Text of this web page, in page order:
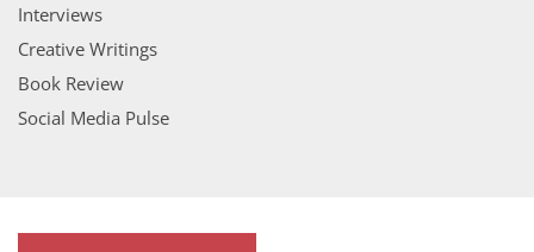
Interviews
Creative Writings
Book Review
Social Media Pulse